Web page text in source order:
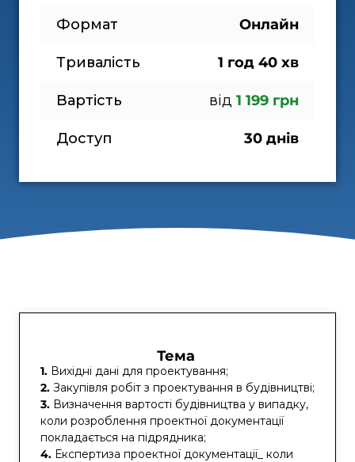
Формат Онлайн
Тривалість 1 год 40 хв
Вартість від 1 199 грн
Доступ 30 днів
Тема
1. Вихідні дані для проектування;
2. Закупівля робіт з проектування в будівництві;
3. Визначення вартості будівництва у випадку,
коли розроблення проектної документації
покладається на підрядника;
4. Експертиза проектної документації_ коли